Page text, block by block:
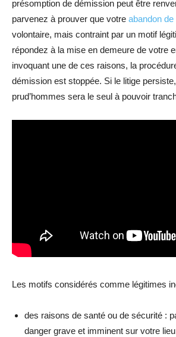
présomption de démission peut être
parvenez à prouver que votre abandon de
volontaire, mais contraint par un motif
répondez à la mise en demeure de votre
invoquant une de ces raisons, la
démission est stoppée. Si le litige
prud’hommes sera le seul à pouvoir
Les motifs considérés comme légitimes
des raisons de santé ou de sécurité :
danger grave et imminent sur votre